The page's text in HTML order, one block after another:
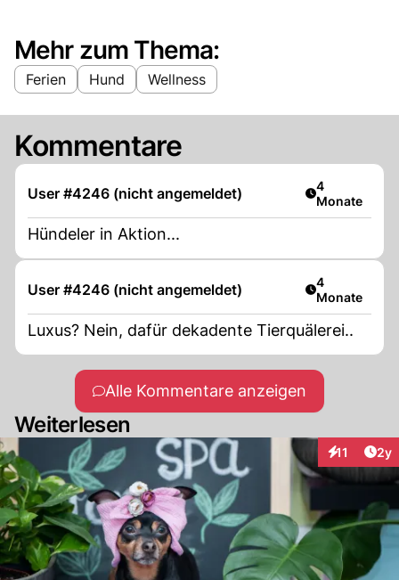
Mehr zum Thema:
Ferien Hund Wellness
Kommentare
User #4246 (nicht angemeldet) Artikel
4
Monate
Hündeler in Aktion...
User #4246 (nicht angemeldet) Artikel
4
Monate
Luxus? Nein, dafür dekadente Tierquälerei..
Alle Kommentare anzeigen
Weiterlesen
11 2y